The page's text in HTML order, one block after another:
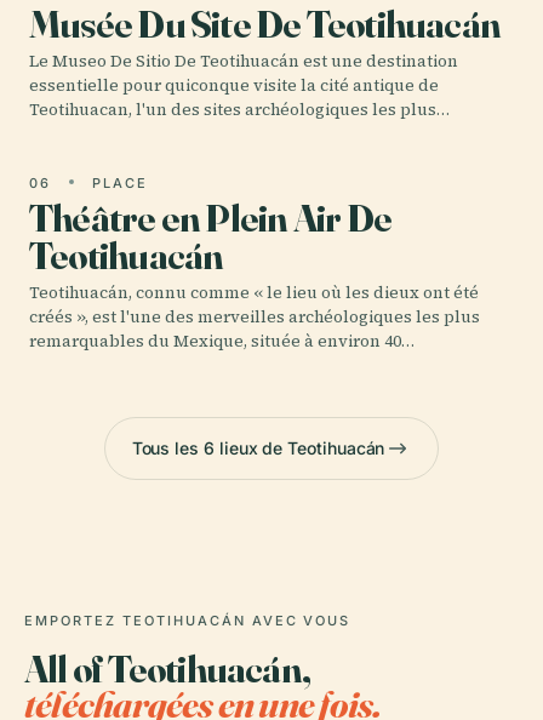
Musée Du Site De Teotihuacán
Le Museo De Sitio De Teotihuacán est une destination
essentielle pour quiconque visite la cité antique de
Teotihuacan, l'un des sites archéologiques les plus…
06 PLACE
Théâtre en Plein Air De
Teotihuacán
Teotihuacán, connu comme « le lieu où les dieux ont été
créés », est l'une des merveilles archéologiques les plus
remarquables du Mexique, située à environ 40…
Tous les 6 lieux de Teotihuacán
EMPORTEZ TEOTIHUACÁN AVEC VOUS
All of Teotihuacán,
téléchargées en une fois.